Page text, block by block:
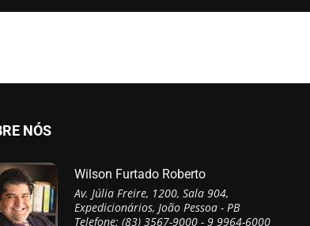
NÓS
Wilson Furtado Roberto
Av. Júlia Freire, 1200, Sala 904,
Expedicionários, João Pessoa - PB
Telefone: (83) 3567-9000 - 9 9964-6000